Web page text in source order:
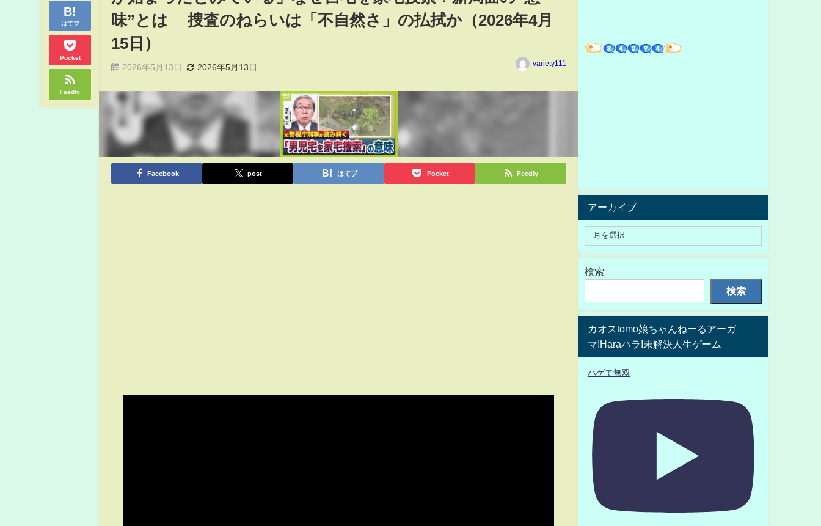
はてブ
Pocket
Feedly
味”とは 捜査のねらいは「不自然さ」の払拭か（2026年4月
15日）
2026年5月13日 2026年5月13日 variety111
Facebook post はてブ Pocket Feedly
アーカイブ
検索
検索
カオスtomo娘ちゃんねーるアーガ
マ!Haraハラ!未解決人生ゲーム
ハゲて無双